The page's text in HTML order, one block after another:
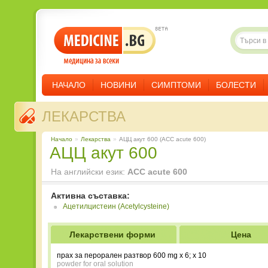
НАЧАЛО НОВИНИ СИМПТОМИ БОЛЕСТИ
ЛЕКАРСТВА
Начало » Лекарства » АЦЦ акут 600 (ACC acute 600)
АЦЦ акут 600
На английски език: ACC acute 600
Активна съставка:
Ацетилцистеин (Acetylcysteine)
Лекарствени форми Цена
прах за перорален разтвор 600 mg x 6; x 10
powder for oral solution